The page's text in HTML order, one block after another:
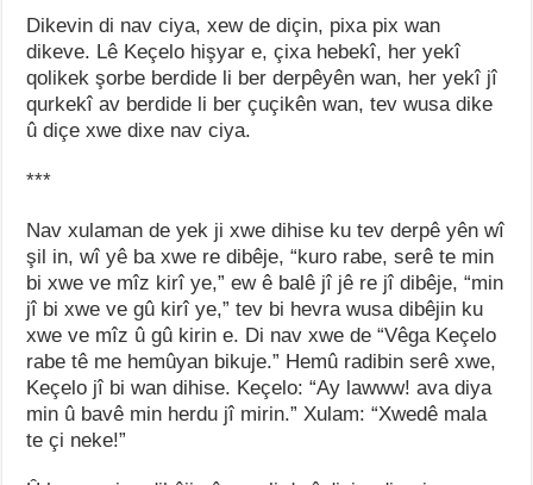
Dikevin di nav ciya, xew de diçin, pixa pix wan
dikeve. Lê Keçelo hişyar e, çixa hebekî, her yekî
qolikek şorbe berdide li ber derpêyên wan, her yekî jî
qurkekî av berdide li ber çuçikên wan, tev wusa dike
û diçe xwe dixe nav ciya.
***
Nav xulaman de yek ji xwe dihise ku tev derpê yên wî
şil in, wî yê ba xwe re dibêje, “kuro rabe, serê te min
bi xwe ve mîz kirî ye,” ew ê balê jî jê re jî dibêje, “min
jî bi xwe ve gû kirî ye,” tev bi hevra wusa dibêjin ku
xwe ve mîz û gû kirin e. Di nav xwe de “Vêga Keçelo
rabe tê me hemûyan bikuje.” Hemû radibin serê xwe,
Keçelo jî bi wan dihise. Keçelo: “Ay lawww! ava diya
min û bavê min herdu jî mirin.” Xulam: “Xwedê mala
te çi neke!”